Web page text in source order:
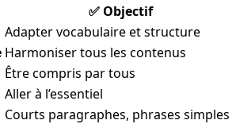
✅ Objectif
Adapter vocabulaire et structure
Harmoniser tous les contenus
Être compris par tous
Aller à l’essentiel
Courts paragraphes, phrases simples